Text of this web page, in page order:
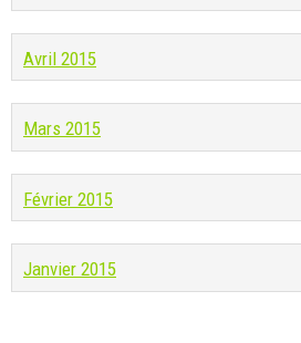
Avril 2015
Mars 2015
Février 2015
Janvier 2015